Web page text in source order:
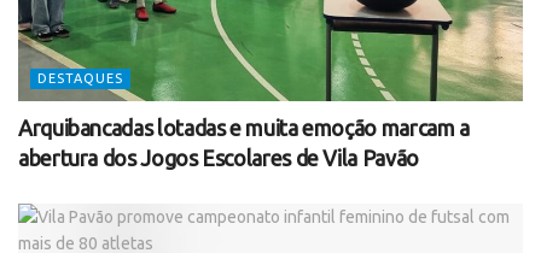
DESTAQUES
Arquibancadas lotadas e muita emoção marcam a
abertura dos Jogos Escolares de Vila Pavão